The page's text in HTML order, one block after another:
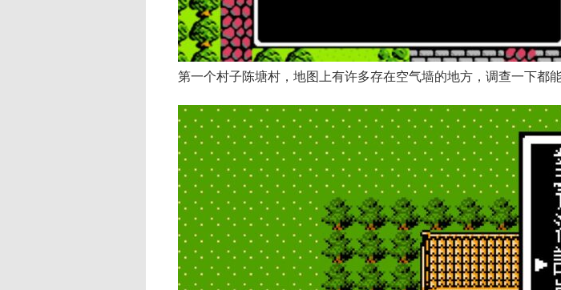
第一个村子陈塘村，地图上有许多存在空气墙的地方，调查一下都能